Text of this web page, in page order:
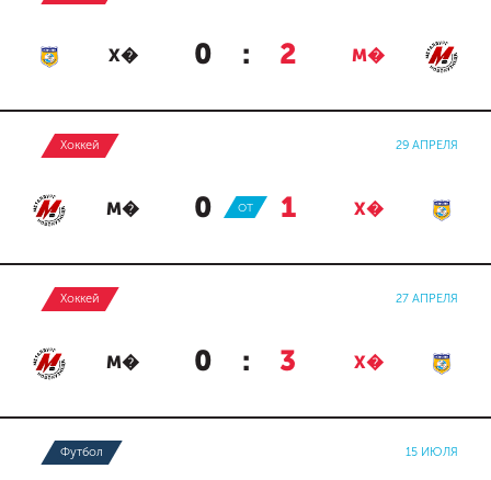
Х� 0 : 2 М�
Хоккей 29 АПРЕЛЯ
М� 0 : 1 Х�
ОТ
Хоккей 27 АПРЕЛЯ
М� 0 : 3 Х�
Футбол 15 ИЮЛЯ